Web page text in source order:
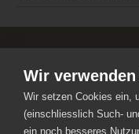
KGAST ©
Konferenz der
Anlagestiftungen
Wir
Wir setzen Cookies ein,
(einschliesslich Such-
ein noch besseres